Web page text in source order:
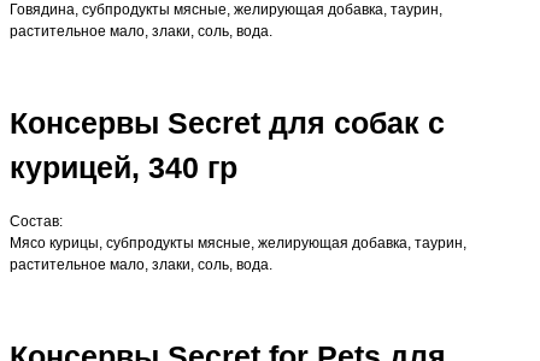
Говядина, субпродукты мясные, желирующая добавка, таурин,
растительное мало, злаки, соль, вода.
Консервы Secret для собак с
курицей, 340 гр
Состав:
Мясо курицы, субпродукты мясные, желирующая добавка, таурин,
растительное мало, злаки, соль, вода.